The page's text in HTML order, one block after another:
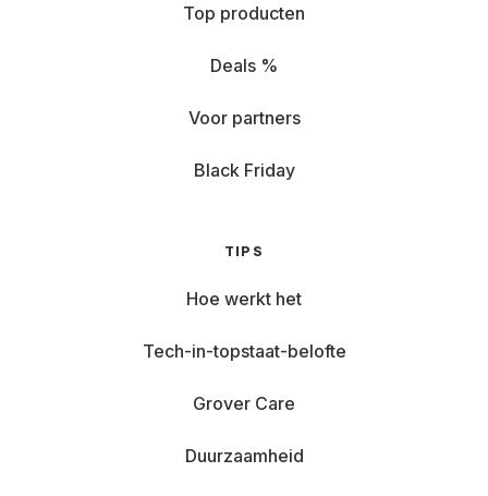
Top producten
Deals %
Voor partners
Black Friday
TIPS
Hoe werkt het
Tech-in-topstaat-belofte
Grover Care
Duurzaamheid